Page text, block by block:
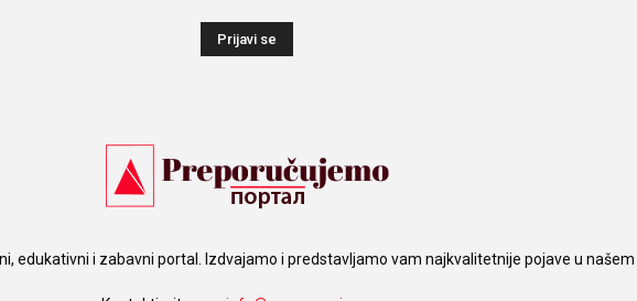
edukativni i zabavni portal. Izdvajamo i predstavljamo vam najkvalitetnije pojave u našem